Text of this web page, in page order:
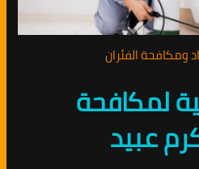
ومكافحة الفئران
لمكافحة
عبيد